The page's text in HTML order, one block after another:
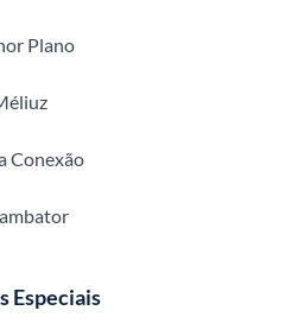
Plano
Conexão
Especiais